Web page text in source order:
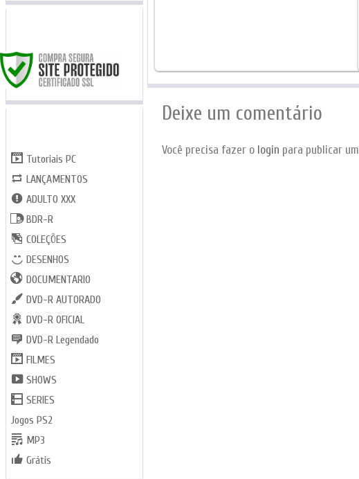
Deixe um comentário
Você precisa fazer o login para publicar
Tutoriais PC
LANÇAMENTOS
ADULTO XXX
BDR-R
COLEÇÕES
DESENHOS
DOCUMENTARIO
DVD-R AUTORADO
DVD-R OFICIAL
DVD-R Legendado
FILMES
SHOWS
SERIES
Jogos PS2
MP3
Grátis